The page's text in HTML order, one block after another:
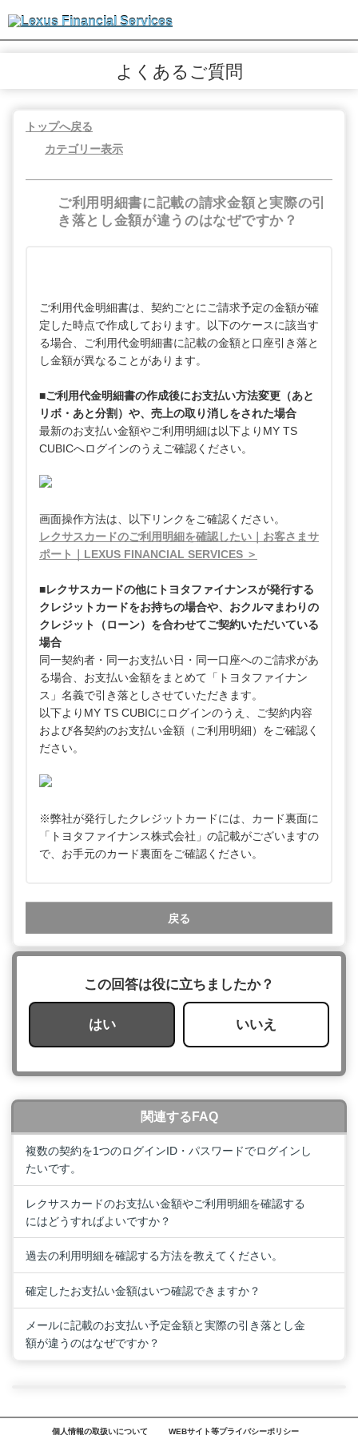
よくあるご質問
トップへ戻る
カテゴリー表示
ご利用明細書に記載の請求金額と実際の引
き落とし金額が違うのはなぜですか？
ご利用代金明細書は、契約ごとにご請求予定の金額が確
定した時点で作成しております。以下のケースに該当す
る場合、ご利用代金明細書に記載の金額と口座引き落と
し金額が異なることがあります。
■ご利用代金明細書の作成後にお支払い方法変更（あと
リボ・あと分割）や、売上の取り消しをされた場合
最新のお支払い金額やご利用明細は以下よりMY TS
CUBICへログインのうえご確認ください。
画面操作方法は、以下リンクをご確認ください。
レクサスカードのご利用明細を確認したい｜お客さまサ
ポート｜LEXUS FINANCIAL SERVICES ＞
■レクサスカードの他にトヨタファイナンスが発行する
クレジットカードをお持ちの場合や、おクルマまわりの
クレジット（ローン）を合わせてご契約いただいている
場合
同一契約者・同一お支払い日・同一口座へのご請求があ
る場合、お支払い金額をまとめて「トヨタファイナン
ス」名義で引き落としさせていただきます。
以下よりMY TS CUBICにログインのうえ、ご契約内容
および各契約のお支払い金額（ご利用明細）をご確認く
ださい。
※弊社が発行したクレジットカードには、カード裏面に
「トヨタファイナンス株式会社」の記載がございますの
で、お手元のカード裏面をご確認ください。
戻る
この回答は役に立ちましたか？
はい いいえ
関連するFAQ
複数の契約を1つのログインID・パスワードでログインし
たいです。
レクサスカードのお支払い金額やご利用明細を確認する
にはどうすればよいですか？
過去の利用明細を確認する方法を教えてください。
確定したお支払い金額はいつ確認できますか？
メールに記載のお支払い予定金額と実際の引き落とし金
額が違うのはなぜですか？
個人情報の取扱いについて WEBサイト等プライバシーポリシー